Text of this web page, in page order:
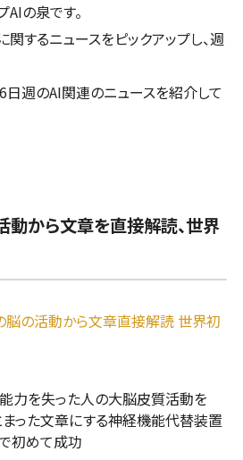
AIの泉です。
関するニュースをピックアップし、週
日週のAI関連のニュースを紹介して
から文章を直接解読、世界
脳の活動から文章直接解読 世界初
力を失った人の大脳皮質活動を
まった文章にする神経機能代替装置
初めて成功